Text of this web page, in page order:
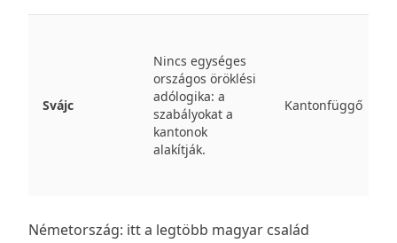
Svájc
Nincs egységes
országos öröklési
adólogika: a
szabályokat a
kantonok
alakítják.
Kantonfüggő
Németország: itt a legtöbb magyar család